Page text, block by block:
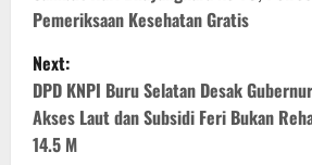
Pemeriksaan Kesehatan Gratis
Next:
DPD KNPI Buru Selatan Desak
Akses Laut dan Subsidi Feri Bukan
14.5 M